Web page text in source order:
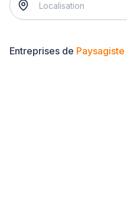
Entreprises de Paysagiste